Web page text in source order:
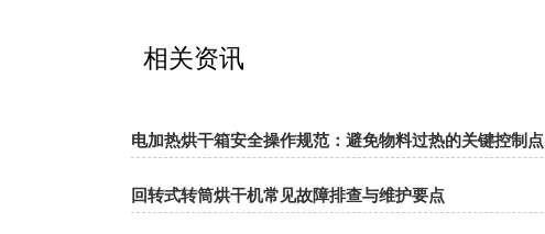
相关资讯
电加热烘干箱安全操作规范：避免物料过热的关键控制点
回转式转筒烘干机常见故障排查与维护要点